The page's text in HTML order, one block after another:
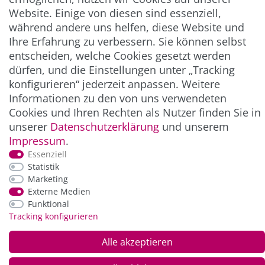
UNTERNEHMEN & SERVICE
INFORMATION
NEWSLETTER
ZAHLUNG & VERSAND
*Alle Preise inkl. der gesetzl. MwSt. zzgl.Service-
und Versandkosten
Website. Einige von diesen sind essenziell,
während andere uns helfen, diese Website und
Ihre Erfahrung zu verbessern. Sie können selbst
entscheiden, welche Cookies gesetzt werden
dürfen, und die Einstellungen unter „Tracking
konfigurieren“ jederzeit anpassen. Weitere
Informationen zu den von uns verwendeten
Cookies und Ihren Rechten als Nutzer finden Sie in
unserer Daten­schutz­erklärung und unserem
Impressum.
Essenziell
Statistik
Marketing
Externe Medien
Funktional
Tracking konfigurieren
Alle akzeptieren